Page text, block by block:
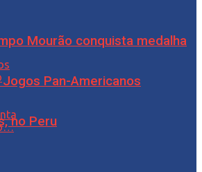
Mourão conquista medalha
Pan-Americanos
no Peru